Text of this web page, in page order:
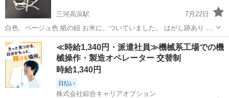
三河高浜駅
7月22日
白色、ベージュ色 紙の紐 お米に、ついていました。 はがし跡あり 取
引なければ、処分します。 返品クレームなしでお願いします。 #ラッ
ピング #紐 #紙 #クラフト #工作
愛知 高浜市 三河高浜駅 ラッピング用品 ベージュ
≪時給1,340円・派遣社員≫機械系工場での機
械操作・製造オペレーター 交替制
時給1,340円
日払い
株式会社綜合キャリアオプション